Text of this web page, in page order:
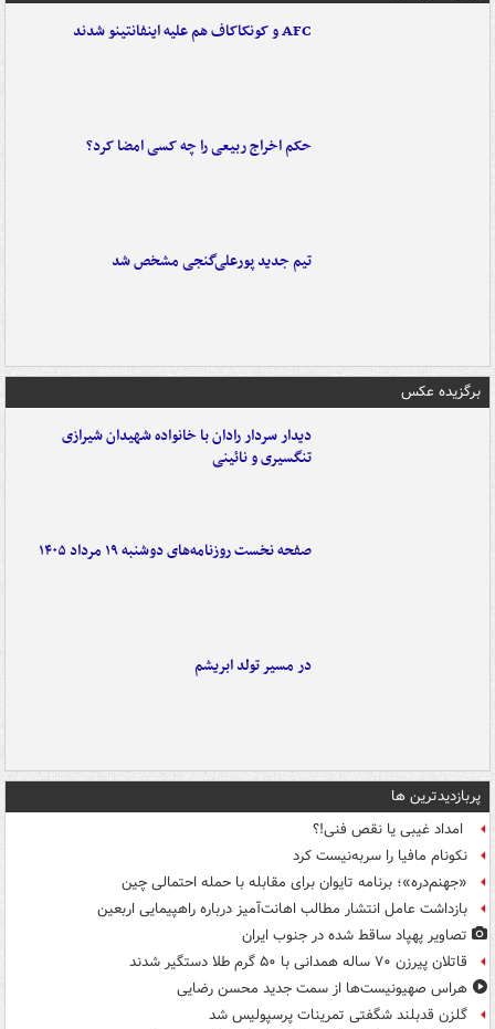
AFC و کونکاکاف هم علیه اینفانتینو شدند
حکم اخراج ربیعی را چه کسی امضا کرد؟
تیم جدید پورعلی‌گنجی مشخص شد
برگزیده عکس
دیدار سردار رادان با خانواده‌ شهیدان شیرازی
تنگسیری و نائینی
صفحه نخست روزنامه‌های دوشنبه ۱۹ مرداد ۱۴۰۵
در مسیر تولد ابریشم
پربازدیدترین ها
امداد غیبی یا نقص فنی!؟
نکونام مافیا را سربه‌نیست کرد
«جهنم‌دره»؛ برنامه تایوان برای مقابله با حمله احتمالی چین
بازداشت عامل انتشار مطالب اهانت‌آمیز درباره راهپیمایی اربعین
تصاویر پهپاد ساقط شده در جنوب ایران
قاتلان پیرزن ۷۰ ساله همدانی با ۵۰ گرم طلا دستگیر شدند
هراس صهیونیست‌ها از سمت جدید محسن رضایی
گلزن قدبلند شگفتی تمرینات پرسپولیس شد